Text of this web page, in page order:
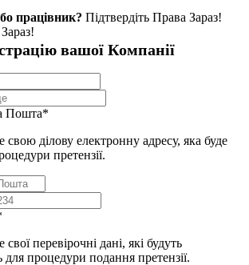
працівник? Підтвердіть Права Зараз!
вашої Компанії
Пошта*
свою ділову електронну адресу, яка буде
претензії.
перевірочні дані, які будуть
для процедури подання претензії.